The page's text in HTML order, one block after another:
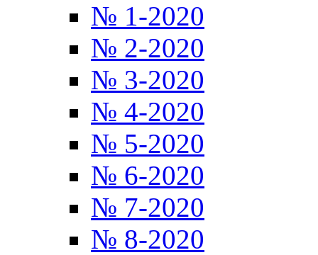
№ 1-2020
№ 2-2020
№ 3-2020
№ 4-2020
№ 5-2020
№ 6-2020
№ 7-2020
№ 8-2020